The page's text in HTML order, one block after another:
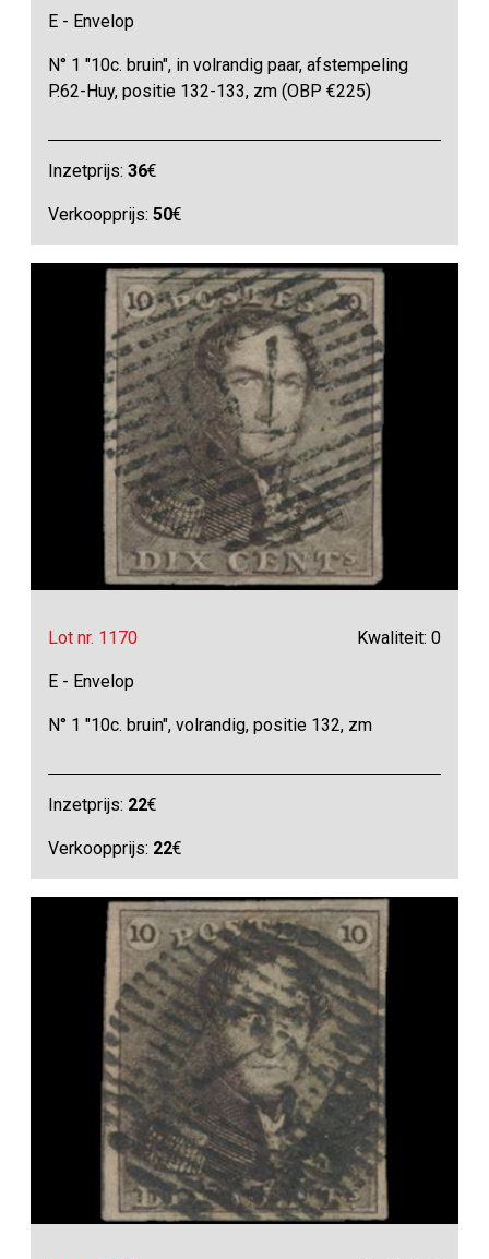
E - Envelop
N° 1 "10c. bruin", in volrandig paar, afstempeling
P.62-Huy, positie 132-133, zm (OBP €225)
Inzetprijs:36€
Verkoopprijs:50€
Lot nr. 1170 Kwaliteit: 0
E - Envelop
N° 1 "10c. bruin", volrandig, positie 132, zm
Inzetprijs: 22€
Verkoopprijs: 22€